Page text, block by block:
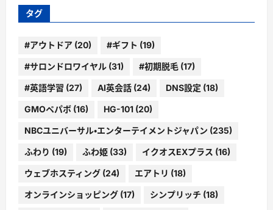
ブ
タグ
#アウトドア (20) #ギフト (19)
#サロンドロワイヤル (31) #初期脱毛 (17)
#英語学習 (27) AI英会話 (24) DNS設定 (18)
GMOペパボ (16) HG-101 (20)
NBCユニバーサル・エンターテイメントジャパン (235)
ふわり (19) ふわ姫 (33) イクオスEXプラス (16)
ウェブホスティング (24) エアトリ (18)
オンラインショッピング (17) シンプリッチ (18)